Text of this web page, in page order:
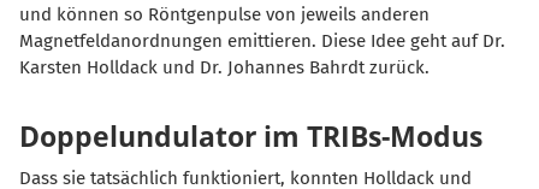
und können so Röntgenpulse von jeweils anderen
Magnetfeldanordnungen emittieren. Diese Idee geht auf Dr.
Karsten Holldack und Dr. Johannes Bahrdt zurück.
Doppelundulator im TRIBs-Modus
Dass sie tatsächlich funktioniert, konnten Holldack und